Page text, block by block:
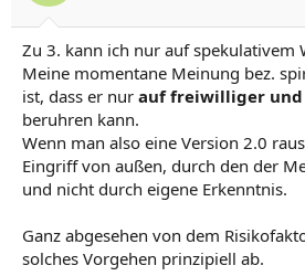
Zu 3. kann ich nur auf spekulativem
Meine momentane Meinung bez.
ist, dass er nur auf freiwilliger und
beruhren kann.
Wenn man also eine Version 2.0
Eingriff von außen, durch den der
und nicht durch eigene Erkenntnis.
Ganz abgesehen von dem
solches Vorgehen prinzipiell ab.